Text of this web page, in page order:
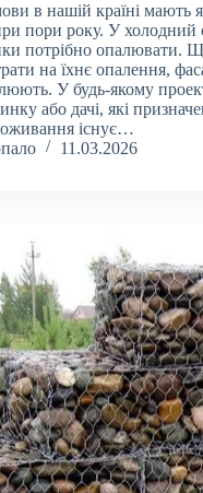
в нашій країні мають
пори року. У холодний
потрібно опалювати.
на їхнє опалення,
У будь-якому
або дачі, які
існує…
11.03.2026